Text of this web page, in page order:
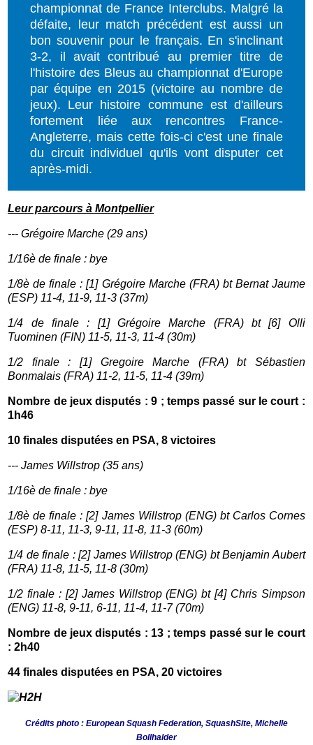
championnat de France Interclubs. Malgré la
défaite, leur match précédent est aussi un
bon souvenir pour le français. En s'inclinant
3-2, il avait contribué au premier titre de
l'histoire des Bleus au championnat d'Europe
par équipe en 2015 (victoire au nombre de
jeux). Leur histoire commune est d'ailleurs
fortement liée aux rencontres France-
Angleterre, mais cette fois-ci c'est une finale
du circuit individuel qu'ils vont disputer cet
après-midi.
Leur parcours à Montpellier
--- Grégoire Marche (29 ans)
1/16è de finale : bye
1/8è de finale : [1] Grégoire Marche (FRA) bt Bernat Jaume
(ESP) 11-4, 11-9, 11-3 (37m)
1/4 de finale : [1] Grégoire Marche (FRA) bt [6] Olli
Tuominen (FIN) 11-5, 11-3, 11-4 (30m)
1/2 finale : [1] Gregoire Marche (FRA) bt Sébastien
Bonmalais (FRA) 11-2, 11-5, 11-4 (39m)
Nombre de jeux disputés : 9 ; temps passé sur le court :
1h46
10 finales disputées en PSA, 8 victoires
--- James Willstrop (35 ans)
1/16è de finale : bye
1/8è de finale : [2] James Willstrop (ENG) bt Carlos Cornes
(ESP) 8-11, 11-3, 9-11, 11-8, 11-3 (60m)
1/4 de finale : [2] James Willstrop (ENG) bt Benjamin Aubert
(FRA) 11-8, 11-5, 11-8 (30m)
1/2 finale : [2] James Willstrop (ENG) bt [4] Chris Simpson
(ENG) 11-8, 9-11, 6-11, 11-4, 11-7 (70m)
Nombre de jeux disputés : 13 ; temps passé sur le court
: 2h40
44 finales disputées en PSA, 20 victoires
Crédits photo : European Squash Federation, SquashSite, Michelle
Bollhalder